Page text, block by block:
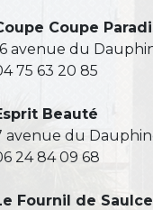
Coupe
avenue du
75 63 20 85
Beauté
avenue du
24 84 09 68
Fournil de Saulce